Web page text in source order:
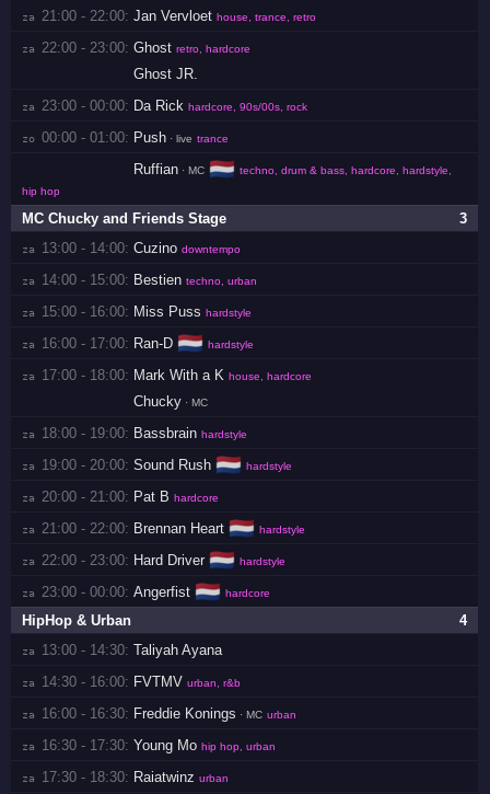
za 21:00 - 22:00: Jan Vervloet house, trance, retro
za 22:00 - 23:00: Ghost retro, hardcore
Ghost JR.
za 23:00 - 00:00: Da Rick hardcore, 90s/00s, rock
zo 00:00 - 01:00: Push · live trance
Ruffian · MC 🇳🇱 techno, drum & bass, hardcore, hardstyle,
hip hop
3
MC Chucky and Friends Stage
za 13:00 - 14:00: Cuzino downtempo
za 14:00 - 15:00: Bestien techno, urban
za 15:00 - 16:00: Miss Puss hardstyle
za 16:00 - 17:00: Ran-D 🇳🇱 hardstyle
za 17:00 - 18:00: Mark With a K house, hardcore
Chucky · MC
za 18:00 - 19:00: Bassbrain hardstyle
za 19:00 - 20:00: Sound Rush 🇳🇱 hardstyle
za 20:00 - 21:00: Pat B hardcore
za 21:00 - 22:00: Brennan Heart 🇳🇱 hardstyle
za 22:00 - 23:00: Hard Driver 🇳🇱 hardstyle
za 23:00 - 00:00: Angerfist 🇳🇱 hardcore
4
HipHop & Urban
za 13:00 - 14:30: Taliyah Ayana
za 14:30 - 16:00: FVTMV urban, r&b
za 16:00 - 16:30: Freddie Konings · MC urban
za 16:30 - 17:30: Young Mo hip hop, urban
za 17:30 - 18:30: Raiatwinz urban